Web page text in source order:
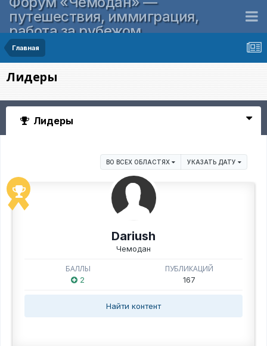
путешествия, иммиграция,
работа за рубежом
Главная
Лидеры
Лидеры
ВО ВСЕХ ОБЛАСТЯХ УКАЗАТЬ ДАТУ
Dariush
Чемодан
БАЛЛЫ
2
ПУБЛИКАЦИЙ
167
Найти контент